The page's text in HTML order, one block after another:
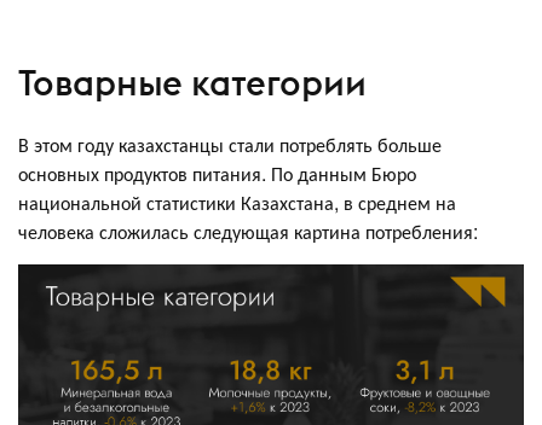
Товарные категории
В этом году казахстанцы стали потреблять больше
основных продуктов питания. По данным Бюро
национальной статистики Казахстана, в среднем на
человека сложилась следующая картина потребления: